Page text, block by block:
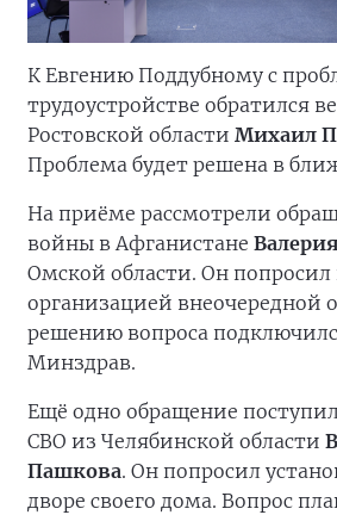
К Евгению Поддубному с
трудоустройстве обратился
Ростовской области Михаил
Проблема будет решена в
На приёме рассмотрели
войны в Афганистане
Омской области. Он попросил
организацией внеочередной
решению вопроса
Минздрав.
Ещё одно обращение
СВО из Челябинской области
Пашкова. Он попросил
дворе своего дома. Вопрос